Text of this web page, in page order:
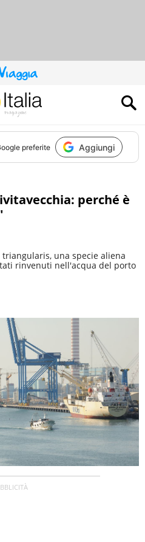
QUESTO
SITO
CONTRIBUISCE
ALL’AUDIENCE
DI
preferite Aggiungi
perché è
una specie aliena
rinvenuti nell'acqua del porto